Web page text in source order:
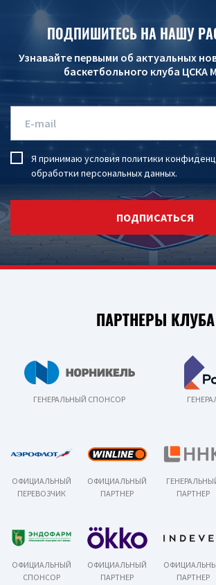
ПОДПИШИТЕСЬ НА НАШУ
Узнавайте первыми об актуальных
баскетбольного клуба ЦСКА
Я принимаю условия политики
обработки персональных данных.
ПОДПИСАТЬСЯ
ПАРТНЕРЫ КЛУБА
ГЕНЕРАЛЬНЫЙ СПОНСОР
ОФИЦИАЛЬНЫЙ
ПЕРЕВОЗЧИК
ОФИЦИАЛЬНЫЙ
ПАРТНЕР
ПАРТНЕР
ОФИЦИАЛЬНЫЙ
СПОНСОР
ОФИЦИАЛЬНЫЙ
ПАРТНЕР
ПАРТНЕР